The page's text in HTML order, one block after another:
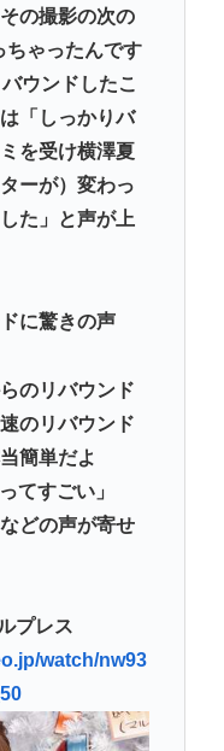
の撮影の次の
ちゃったんです
ウンドしたこ
「しっかりバ
を受け横澤夏
ーが）変わっ
た」と声が上
に驚きの声
のリバウンド
のリバウンド
簡単だよ
てすごい」
どの声が寄せ
プレス
watch/nw93